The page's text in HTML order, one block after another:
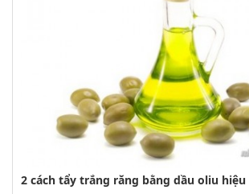
2 cách tẩy trắng răng bằng dầu oliu hiệu